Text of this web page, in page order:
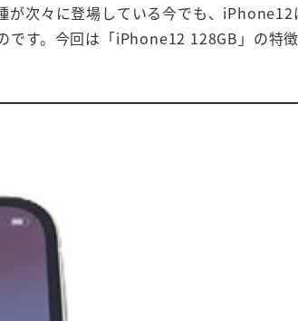
が次々に登場している今でも、
す。今回は「iPhone12 128GB」の特